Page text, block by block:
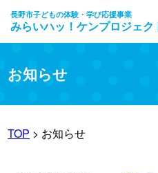
長野市子どもの体験・学び応援事業
みらいハッ！ケンプロジェク
お知らせ
TOP > お知らせ